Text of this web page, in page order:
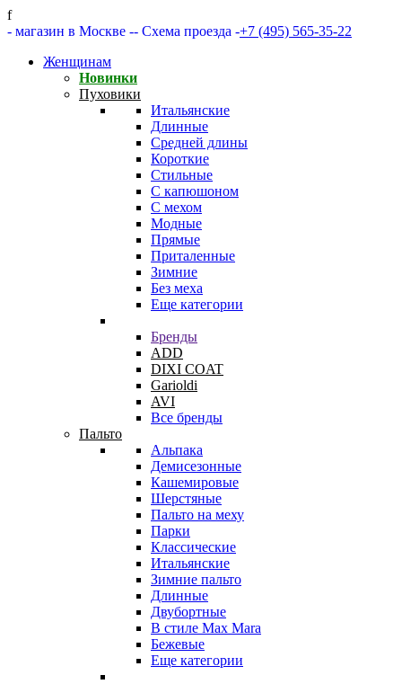
f
- магазин в Москве -- Схема проезда -+7 (495) 565-35-22
Женщинам
Новинки
Пуховики
Итальянские
Длинные
Средней длины
Короткие
Стильные
С капюшоном
С мехом
Модные
Прямые
Приталенные
Зимние
Без меха
Еще категории
Бренды
ADD
DIXI COAT
Garioldi
AVI
Все бренды
Пальто
Альпака
Демисезонные
Кашемировые
Шерстяные
Пальто на меху
Парки
Классические
Итальянские
Зимние пальто
Длинные
Двубортные
В стиле Max Mara
Бежевые
Еще категории